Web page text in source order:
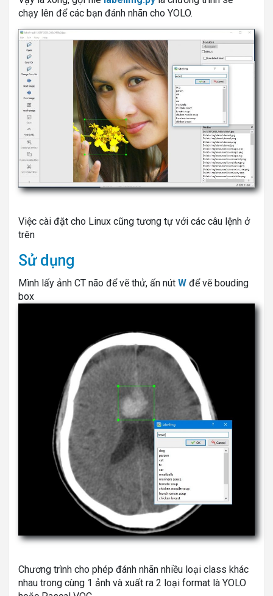
chạy lên để các bạn đánh nhãn cho YOLO.
Việc cài đặt cho Linux cũng tương tự với các câu lệnh ở
trên
Sử dụng
Mình lấy ảnh CT não để vẽ thử, ấn nút W để vẽ bouding
box
Chương trình cho phép đánh nhãn nhiều loại class khác
nhau trong cùng 1 ảnh và xuất ra 2 loại format là YOLO